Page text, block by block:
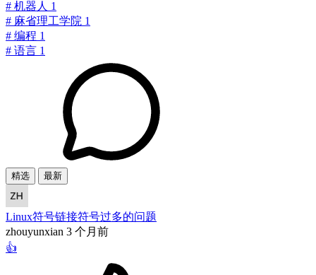
# 机器人 1
# 麻省理工学院 1
# 编程 1
# 语言 1
精选 最新
Linux符号链接符号过多的问题
zhouyunxian 3 个月前
👍